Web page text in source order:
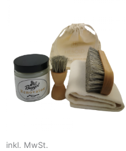
inkl. MwSt.
Die
Optionen
können
gewählt